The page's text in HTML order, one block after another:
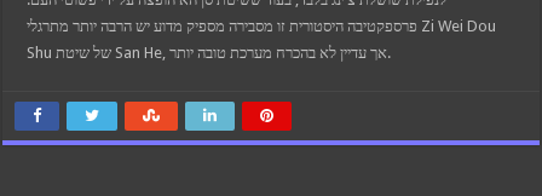
פרספקטיבה היסטורית זו מסבירה מספיק מדוע יש הרבה יותר מתרגלי Zi Wei Dou
Shu של שיטת San He, אך עדיין לא בהכרח מערכת טובה יותר.